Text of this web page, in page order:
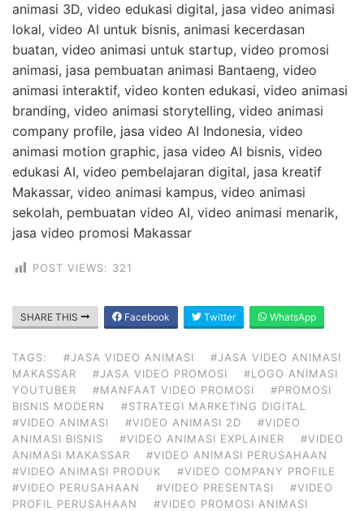
animasi 3D, video edukasi digital, jasa video animasi
lokal, video AI untuk bisnis, animasi kecerdasan
buatan, video animasi untuk startup, video promosi
animasi, jasa pembuatan animasi Bantaeng, video
animasi interaktif, video konten edukasi, video animasi
branding, video animasi storytelling, video animasi
company profile, jasa video AI Indonesia, video
animasi motion graphic, jasa video AI bisnis, video
edukasi AI, video pembelajaran digital, jasa kreatif
Makassar, video animasi kampus, video animasi
sekolah, pembuatan video AI, video animasi menarik,
jasa video promosi Makassar
POST VIEWS: 321
SHARE THIS Facebook Twitter WhatsApp
TAGS: #JASA VIDEO ANIMASI
#JASA VIDEO ANIMASI
MAKASSAR
#JASA VIDEO PROMOSI
#LOGO ANIMASI
YOUTUBER
#MANFAAT VIDEO PROMOSI
#PROMOSI
BISNIS MODERN
#STRATEGI MARKETING DIGITAL
#VIDEO ANIMASI
#VIDEO ANIMASI 2D
#VIDEO
ANIMASI BISNIS
#VIDEO ANIMASI EXPLAINER
#VIDEO
ANIMASI MAKASSAR
#VIDEO ANIMASI PERUSAHAAN
#VIDEO ANIMASI PRODUK
#VIDEO COMPANY PROFILE
#VIDEO PERUSAHAAN
#VIDEO PRESENTASI
#VIDEO
PROFIL PERUSAHAAN
#VIDEO PROMOSI ANIMASI